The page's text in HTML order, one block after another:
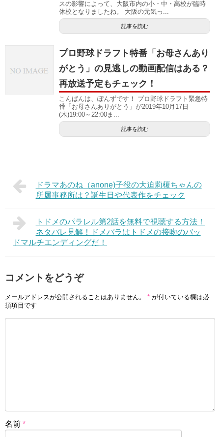
スの影響によって、大阪市内の小・中・高校が臨時
休校となりましたね。 大阪の元気っ...
記事を読む
プロ野球ドラフト特番「お母さんあり
がとう」の見逃しの動画配信はある？
再放送予定もチェック！
こんばんは、ぽんずです！ プロ野球ドラフト緊急特
番「お母さんありがとう」が2019年10月17日
(木)19:00～22:00ま...
記事を読む
ドラマあのね（anone)子役の大迫莉榎ちゃんの
所属事務所は？誕生日や代表作をチェック
トドメのパラレル第2話を無料で視聴する方法！
ネタバレ見解！ドメパラはトドメの接吻のバッ
ドマルチエンディングだ！
コメントをどうぞ
メールアドレスが公開されることはありません。 * が付いている欄は必
須項目です
名前 *